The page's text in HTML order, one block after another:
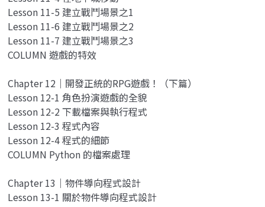
Lesson 11-5 建立戰鬥場景之1
Lesson 11-6 建立戰鬥場景之2
Lesson 11-7 建立戰鬥場景之3
COLUMN 遊戲的特效
Chapter 12｜開發正統的RPG遊戲！（下篇）
Lesson 12-1 角色扮演遊戲的全貌
Lesson 12-2 下載檔案與執行程式
Lesson 12-3 程式內容
Lesson 12-4 程式的細節
COLUMN Python 的檔案處理
Chapter 13｜物件導向程式設計
Lesson 13-1 關於物件導向程式設計